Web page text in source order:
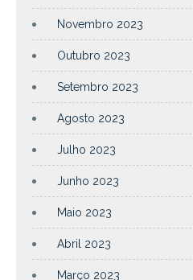
Novembro 2023
Outubro 2023
Setembro 2023
Agosto 2023
Julho 2023
Junho 2023
Maio 2023
Abril 2023
Março 2023